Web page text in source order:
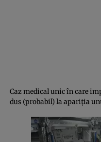
Caz medical unic în care
dus (probabil) la apariţia